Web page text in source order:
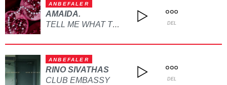
ANBEFALER
AMAIDA.
TELL ME WHAT TO DO DEL
ANBEFALER
RINO SIVATHAS
CLUB EMBASSY
DEL